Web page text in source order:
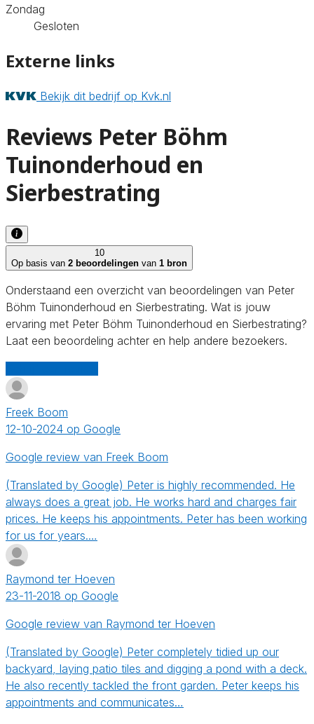
Zondag
Gesloten
Externe links
Bekijk dit bedrijf op Kvk.nl
Reviews Peter Böhm
Tuinonderhoud en
Sierbestrating
10
Op basis van 2 beoordelingen van 1 bron
Onderstaand een overzicht van beoordelingen van Peter
Böhm Tuinonderhoud en Sierbestrating. Wat is jouw
ervaring met Peter Böhm Tuinonderhoud en Sierbestrating?
Laat een beoordeling achter en help andere bezoekers.
Freek Boom
12-10-2024 op Google
Google review van Freek Boom
(Translated by Google) Peter is highly recommended. He
always does a great job. He works hard and charges fair
prices. He keeps his appointments. Peter has been working
for us for years.…
Raymond ter Hoeven
23-11-2018 op Google
Google review van Raymond ter Hoeven
(Translated by Google) Peter completely tidied up our
backyard, laying patio tiles and digging a pond with a deck.
He also recently tackled the front garden. Peter keeps his
appointments and communicates…